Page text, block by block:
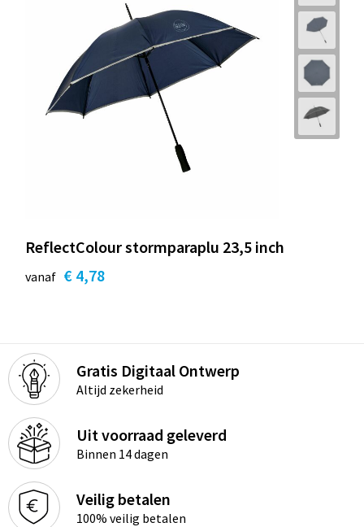
ReflectColour stormparaplu 23,5 inch
vanaf € 4,78
Gratis Digitaal Ontwerp
Altijd zekerheid
Uit voorraad geleverd
Binnen 14 dagen
Veilig betalen
100% veilig betalen